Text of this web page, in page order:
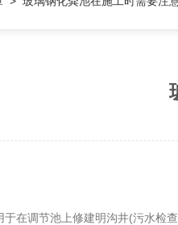
在调节池上修建明沟井(污水检